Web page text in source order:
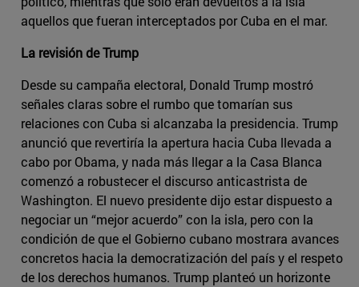
aquellos que fueran interceptados por Cuba en el mar.
La revisión de Trump
Desde su campaña electoral, Donald Trump mostró
señales claras sobre el rumbo que tomarían sus
relaciones con Cuba si alcanzaba la presidencia. Trump
anunció que revertiría la apertura hacia Cuba llevada a
cabo por Obama, y nada más llegar a la Casa Blanca
comenzó a robustecer el discurso anticastrista de
Washington. El nuevo presidente dijo estar dispuesto a
negociar un “mejor acuerdo” con la isla, pero con la
condición de que el Gobierno cubano mostrara avances
concretos hacia la democratización del país y el respeto
de los derechos humanos. Trump planteó un horizonte